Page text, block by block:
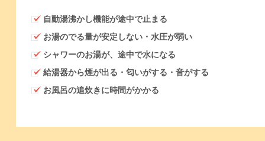
自動湯沸かし機能が途中で止まる
お湯のでる量が安定しない・水圧が弱い
シャワーのお湯が、途中で水になる
給湯器から煙が出る・匂いがする・音がする
お風呂の追炊きに時間がかかる